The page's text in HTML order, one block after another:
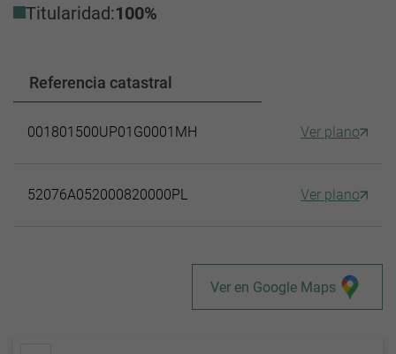
Titularidad:100%
Referencia catastral
001801500UP01G0001MH Ver plano
52076A052000820000PL Ver plano
Ver en Google Maps